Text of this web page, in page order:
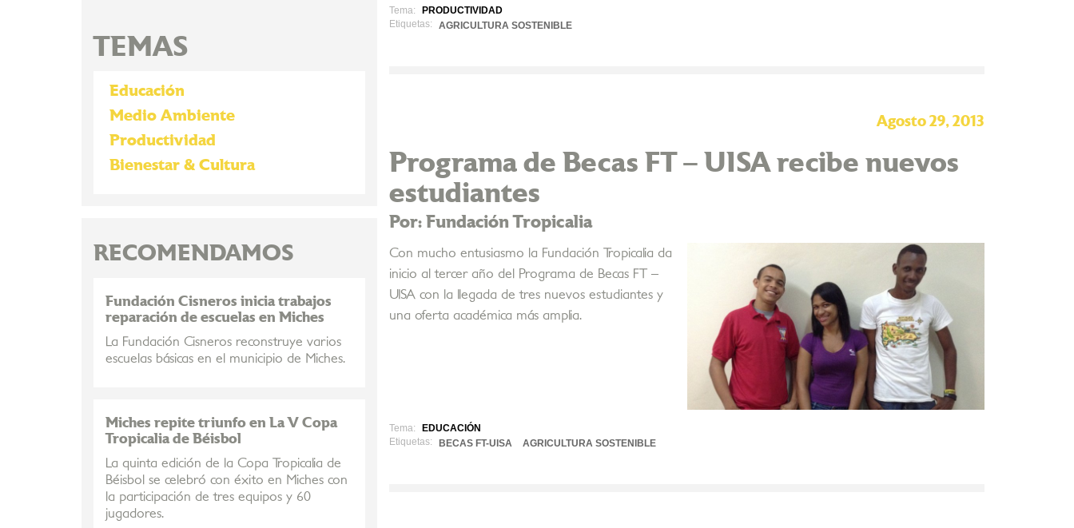
Tema:
PRODUCTIVIDAD
Etiquetas:
AGRICULTURA SOSTENIBLE
Agosto 29, 2013
Programa de Becas FT – UISA recibe nuevos
estudiantes
Por: Fundación Tropicalia
Con mucho entusiasmo la Fundación Tropicalia da
inicio al tercer año del Programa de Becas FT –
UISA con la llegada de tres nuevos estudiantes y
una oferta académica más amplia.
Tema:
EDUCACIÓN
Etiquetas:
BECAS FT-UISA AGRICULTURA SOSTENIBLE
TEMAS
Educación
Medio Ambiente
Productividad
Bienestar & Cultura
RECOMENDAMOS
Fundación Cisneros inicia trabajos
reparación de escuelas en Miches
La Fundación Cisneros reconstruye varios
escuelas básicas en el municipio de Miches.
Miches repite triunfo en La V Copa
Tropicalia de Béisbol
La quinta edición de la Copa Tropicalia de
Béisbol se celebró con éxito en Miches con
la participación de tres equipos y 60
jugadores.